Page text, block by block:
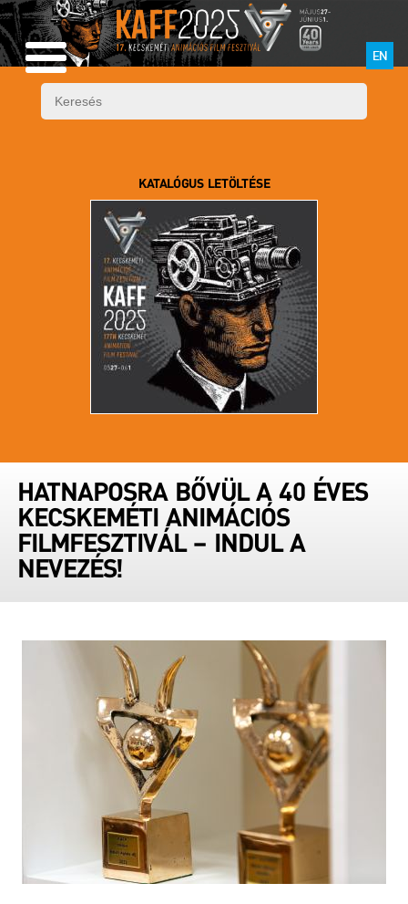
EN
KATALÓGUS LETÖLTÉSE
HATNAPOSRA BŐVÜL A 40 ÉVES
KECSKEMÉTI ANIMÁCIÓS
FILMFESZTIVÁL – INDUL A
NEVEZÉS!